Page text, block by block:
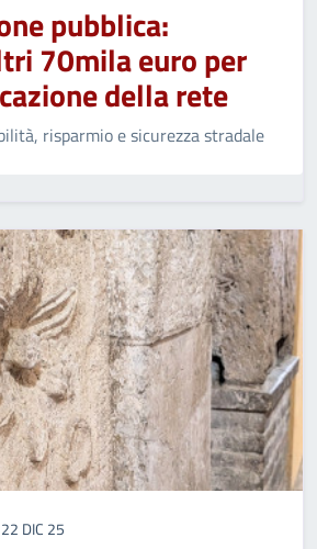
pubblica:
70mila euro per
della rete
risparmio e sicurezza stradale
22 DIC 25